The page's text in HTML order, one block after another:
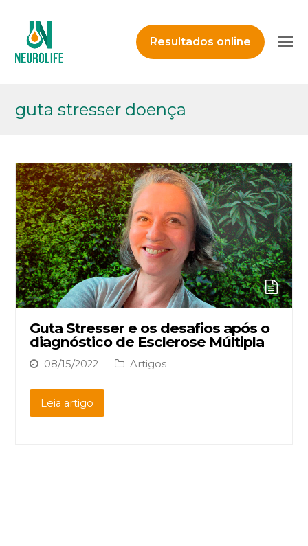
Resultados online
guta stresser doença
Guta Stresser e os desafios após o
diagnóstico de Esclerose Múltipla
08/15/2022 Artigos
Leia artigo